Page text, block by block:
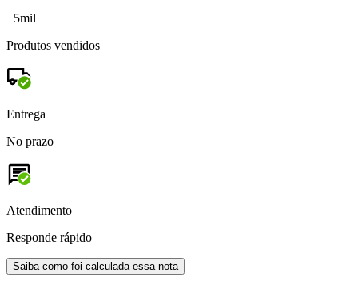
+5mil
Produtos vendidos
Entrega
No prazo
Atendimento
Responde rápido
Saiba como foi calculada essa nota